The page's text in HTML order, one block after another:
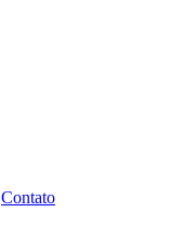
Contato